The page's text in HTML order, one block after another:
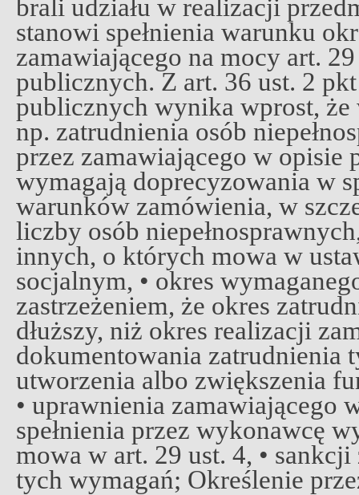
brali udziału w realizacji
stanowi spełnienia warunku
zamawiającego na mocy art.
publicznych. Z art. 36 ust. 2
publicznych wynika wprost, że
np. zatrudnienia osób
przez zamawiającego w opisie
wymagają doprecyzowania w
warunków zamówienia, w
liczby osób
innych, o których mowa w
socjalnym, • okres
zastrzeżeniem, że okres
dłuższy, niż okres realizacji
dokumentowania zatrudnienia
utworzenia albo zwiększenia
• uprawnienia zamawiającego
spełnienia przez wykonawcę
mowa w art. 29 ust. 4, • sankcji
tych wymagań; Określenie